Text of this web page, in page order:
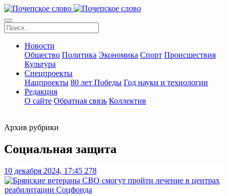
Новости
Общество Политика Экономика Спорт Происшествия
Культура
Спецпроекты
Нацпроекты 80 лет Победы Год науки и технологии
Редакция
О сайте Обратная связь Коллектив
Архив рубрики
Социальная защита
10 декабря 2024, 17:45 278